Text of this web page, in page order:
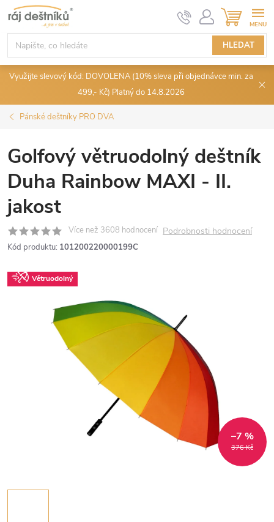
Přejít
na
obsah
HLEDAT
KOŠÍK
Využijte slevový kód: DOVOLENA (10% sleva při objednávce min. za
499,- Kč) Platný do 14.8.2026
Pánské deštníky PRO DVA
Golfový větruodolný deštník
Duha Rainbow MAXI - II.
jakost
Podrobnosti hodnocení
Kód produktu: 101200220000199C
Větruodolný
376 Kč
–7 %